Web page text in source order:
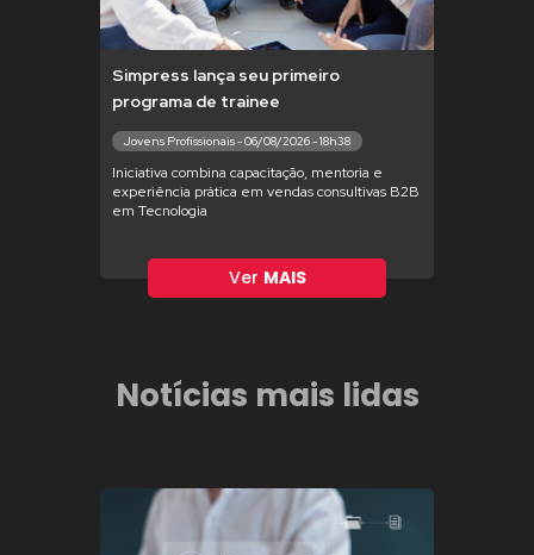
Simpress lança seu primeiro
programa de trainee
Jovens Profissionais - 06/08/2026 - 18h38
Iniciativa combina capacitação, mentoria e
experiência prática em vendas consultivas B2B
em Tecnologia
Ver MAIS
Notícias mais lidas